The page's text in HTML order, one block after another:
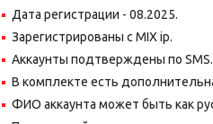
Дата регистрации - 08.2025.
Зарегистрированы с MIX ip.
Аккаунты подтверждены по
В комплекте есть
ФИО аккаунта может быть как